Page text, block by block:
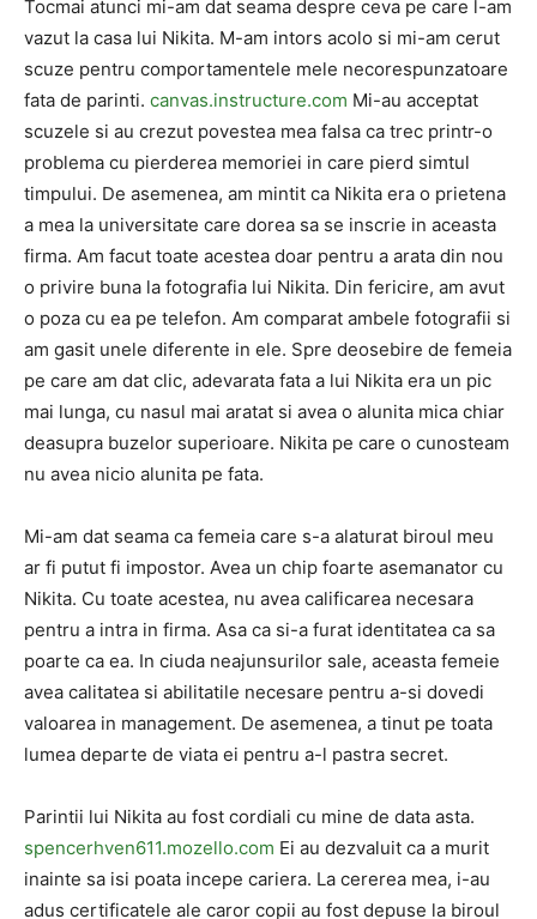
Tocmai atunci mi-am dat seama despre ceva pe care l-am
vazut la casa lui Nikita. M-am intors acolo si mi-am cerut
scuze pentru comportamentele mele necorespunzatoare
fata de parinti. canvas.instructure.com Mi-au acceptat
scuzele si au crezut povestea mea falsa ca trec printr-o
problema cu pierderea memoriei in care pierd simtul
timpului. De asemenea, am mintit ca Nikita era o prietena
a mea la universitate care dorea sa se inscrie in aceasta
firma. Am facut toate acestea doar pentru a arata din nou
o privire buna la fotografia lui Nikita. Din fericire, am avut
o poza cu ea pe telefon. Am comparat ambele fotografii si
am gasit unele diferente in ele. Spre deosebire de femeia
pe care am dat clic, adevarata fata a lui Nikita era un pic
mai lunga, cu nasul mai aratat si avea o alunita mica chiar
deasupra buzelor superioare. Nikita pe care o cunosteam
nu avea nicio alunita pe fata.
Mi-am dat seama ca femeia care s-a alaturat biroul meu
ar fi putut fi impostor. Avea un chip foarte asemanator cu
Nikita. Cu toate acestea, nu avea calificarea necesara
pentru a intra in firma. Asa ca si-a furat identitatea ca sa
poarte ca ea. In ciuda neajunsurilor sale, aceasta femeie
avea calitatea si abilitatile necesare pentru a-si dovedi
valoarea in management. De asemenea, a tinut pe toata
lumea departe de viata ei pentru a-l pastra secret.
Parintii lui Nikita au fost cordiali cu mine de data asta.
spencerhven611.mozello.com Ei au dezvaluit ca a murit
inainte sa isi poata incepe cariera. La cererea mea, i-au
adus certificatele ale caror copii au fost depuse la biroul